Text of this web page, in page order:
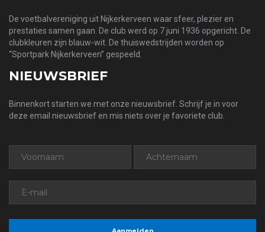
De voetbalvereniging uit Nijkerkerveen waar sfeer, plezier en
prestaties samen gaan. De club werd op 7 juni 1936 opgericht. De
clubkleuren zijn blauw-wit. De thuiswedstrijden worden op
“Sportpark Nijkerkerveen” gespeeld.
NIEUWSBRIEF
Binnenkort starten we met onze nieuwsbrief. Schrijf je in voor
deze email nieuwsbrief en mis niets over je favoriete club.